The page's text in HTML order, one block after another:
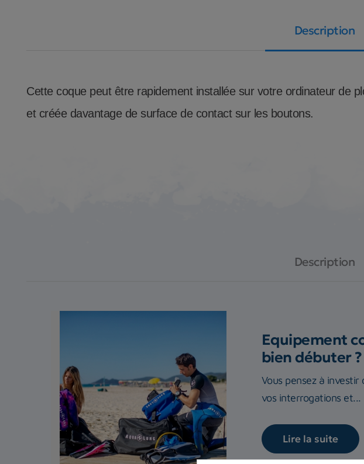
Description
Cette coque peut être rapidement installée sur votre ordinateur de
et créée davantage de surface de contact sur les boutons.
Description
Equipement
bien débuter ?
Vous pensez à
vos interrogations et...
Lire la suite